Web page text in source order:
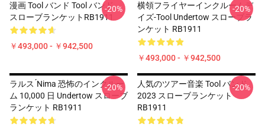
漫画 Tool バンド Tool バンド、
スローブランケットRB1911
￥493,000 - ￥942,500
-20%
横領フライヤーインクルームデ
イズ-Tool Undertow スローブラ
ンケット RB1911
￥493,000 - ￥942,500
-20%
ラルス ́nima 恐怖のインクルー
ム 10,000 日 Undertow スローブ
ランケット RB1911
-20%
人気のツアー音楽 Tool バンド
2023 スローブランケット
RB1911
-20%